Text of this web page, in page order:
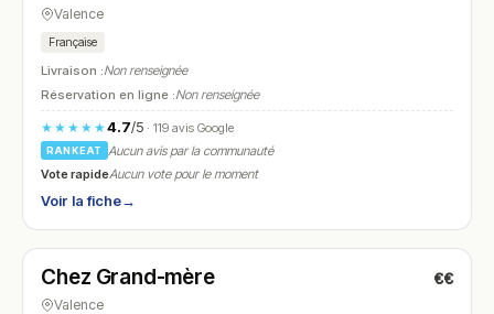
Valence
Française
Livraison :Non renseignée
Réservation en ligne :Non renseignée
★★★★★4.7/5· 119 avis Google
RANKEAT
Aucun avis par la communauté
Vote rapideAucun vote pour le moment
Voir la fiche→
N° 21
Chez Grand-mère €€
Valence